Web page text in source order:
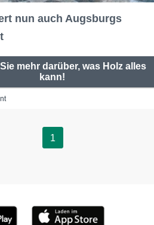
nun auch Augsburgs
mehr darüber, was Holz alles
kann!
1